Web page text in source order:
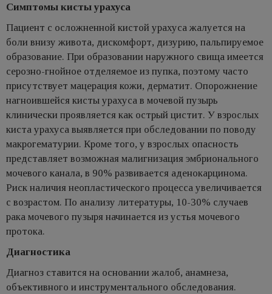
Симптомы кисты урахуса
Пациент с осложненной кистой урахуса жалуется на
боли внизу живота, дискомфорт, дизурию, пальпируемое
образование. При образовании наружного свища имеется
серозно-гнойное отделяемое из пупка, поэтому часто
присутствует мацерация кожи, дерматит. Опорожнение
нагноившейся кисты урахуса в мочевой пузырь
клинически проявляется как острый цистит. У взрослых
киста урахуса выявляется при обследовании по поводу
макрогематурии. Кроме того, у взрослых опасность
представляет возможная малигнизация эмбрионального
мочевого канала, в 90% развивается аденокарцинома.
Риск наличия неопластического процесса увеличивается
с возрастом. По анализу литературы, 10-30% случаев
рака мочевого пузыря начинается из устья мочевого
протока.
Диагностика
Диагноз ставится на основании жалоб, анамнеза,
объективного и инструментального обследования.